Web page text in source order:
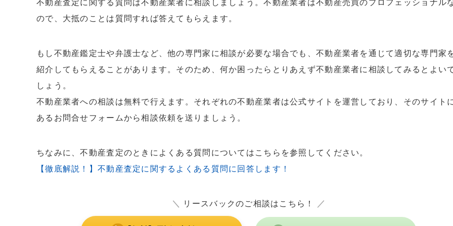
不動産査定に関する質問は不動産業者に相談しましょう。不動産業者は不動産売買のプロフェッショナル
ので、大抵のことは質問すれば答えてもらえます。
もし不動産鑑定士や弁護士など、他の専門家に相談が必要な場合でも、不動産業者を通じて適切な専門家
紹介してもらえることがあります。そのため、何か困ったらとりあえず不動産業者に相談してみるとよい
しょう。
不動産業者への相談は無料で行えます。それぞれの不動産業者は公式サイトを運営しており、そのサイト
あるお問合せフォームから相談依頼を送りましょう。
ちなみに、不動産査定のときによくある質問についてはこちらを参照してください。
【徹底解説！】不動産査定に関するよくある質問に回答します！
＼ リースバックのご相談はこちら！ ／